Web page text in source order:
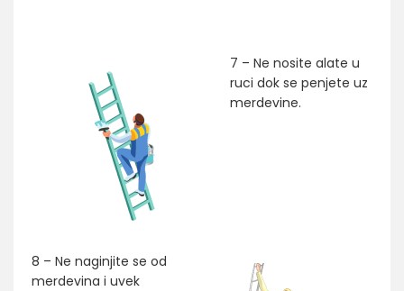
7 – Ne nosite alate u
ruci dok se penjete uz
merdevine.
8 – Ne naginjite se od
merdevina i uvek